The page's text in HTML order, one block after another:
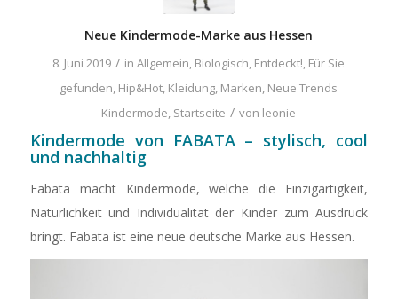
Neue Kindermode-Marke aus Hessen
8. Juni 2019 / inAllgemein, Biologisch, Entdeckt!, Für Sie
gefunden, Hip&Hot, Kleidung, Marken, Neue Trends
Kindermode, Startseite / von leonie
Kindermode von FABATA – stylisch, cool
und nachhaltig
Fabata macht Kindermode, welche die Einzigartigkeit,
Natürlichkeit und Individualität der Kinder zum Ausdruck
bringt. Fabata ist eine neue deutsche Marke aus Hessen.